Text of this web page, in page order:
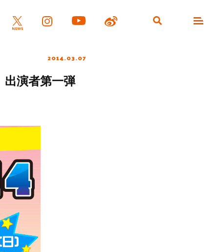
2014.03.07
演者第一弾